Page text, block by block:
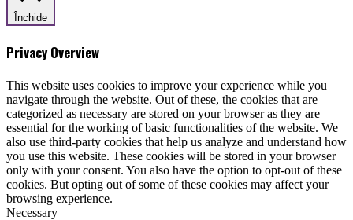
Închide
Privacy Overview
This website uses cookies to improve your experience while you
navigate through the website. Out of these, the cookies that are
categorized as necessary are stored on your browser as they are
essential for the working of basic functionalities of the website. We
also use third-party cookies that help us analyze and understand how
you use this website. These cookies will be stored in your browser
only with your consent. You also have the option to opt-out of these
cookies. But opting out of some of these cookies may affect your
browsing experience.
Necessary